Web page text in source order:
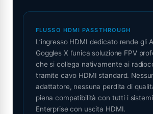
FLUSSO HDMI PASSTHROUGH
L’ingresso HDMI dedicato rende gli
Goggles X l’unica soluzione FPV
che si collega nativamente ai
tramite cavo HDMI standard.
adattatore, nessuna perdita di
piena compatibilità con tutti i
Enterprise con uscita HDMI.